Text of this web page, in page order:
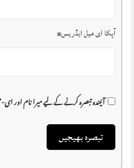
آپکا ای میل ایڈریس*
آئیندہ تبصرہ کرنے کے لیے میرا نام اور